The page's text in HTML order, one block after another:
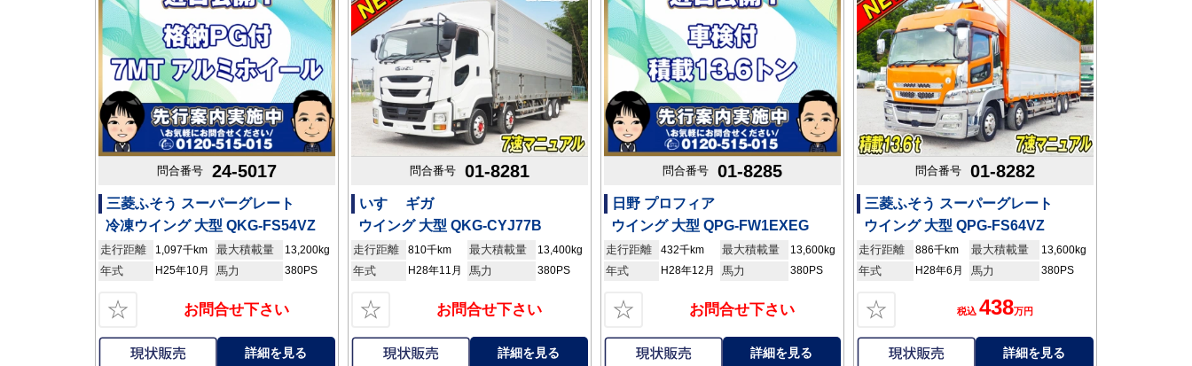
問合番号 24-5017
三菱ふそう スーパーグレート
冷凍ウイング 大型 QKG-FS54VZ
走行距離 1,097千km 最大積載量 13,200kg
年式 H25年10月 馬力 380PS
☆ お問合せ下さい
詳細を見る
問合番号 01-8281
いすゞ ギガ
ウイング 大型 QKG-CYJ77B
走行距離 810千km 最大積載量 13,400kg
年式 H28年11月 馬力 380PS
☆ お問合せ下さい
詳細を見る
問合番号 01-8285
日野 プロフィア
ウイング 大型 QPG-FW1EXEG
走行距離 432千km 最大積載量 13,600kg
年式 H28年12月 馬力 380PS
☆ お問合せ下さい
詳細を見る
問合番号 01-8282
三菱ふそう スーパーグレート
ウイング 大型 QPG-FS64VZ
走行距離 886千km 最大積載量 13,600kg
年式 H28年6月 馬力 380PS
☆ 税込 438万円
詳細を見る